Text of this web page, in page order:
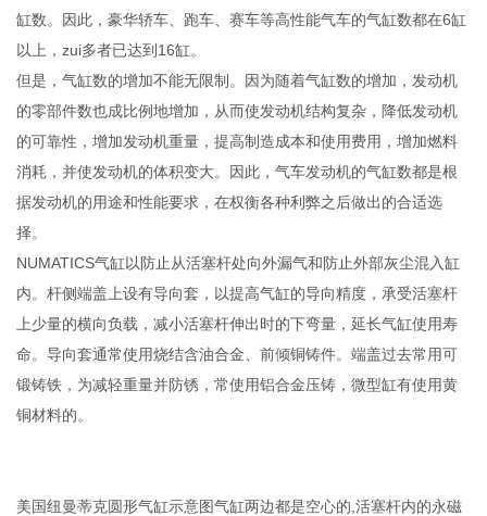
缸数。因此，豪华轿车、跑车、赛车等高性能气车的气缸数都在6缸
以上，zui多者已达到16缸。
但是，气缸数的增加不能无限制。因为随着气缸数的增加，发动机
的零部件数也成比例地增加，从而使发动机结构复杂，降低发动机
的可靠性，增加发动机重量，提高制造成本和使用费用，增加燃料
消耗，并使发动机的体积变大。因此，气车发动机的气缸数都是根
据发动机的用途和性能要求，在权衡各种利弊之后做出的合适选
择。
NUMATICS气缸以防止从活塞杆处向外漏气和防止外部灰尘混入缸
内。杆侧端盖上设有导向套，以提高气缸的导向精度，承受活塞杆
上少量的横向负载，减小活塞杆伸出时的下弯量，延长气缸使用寿
命。导向套通常使用烧结含油合金、前倾铜铸件。端盖过去常用可
锻铸铁，为减轻重量并防锈，常使用铝合金压铸，微型缸有使用黄
铜材料的。
美国纽曼蒂克圆形气缸示意图气缸两边都是空心的,活塞杆内的永磁